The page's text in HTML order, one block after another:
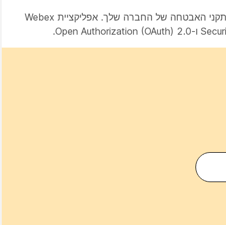
החברה שלך יכולה גם להגדיר את אפליקציית Webex כך שתדרוש סיסמאות ואימות התואמים לתקני האבטחה של החברה שלך. אפליקציית Webex